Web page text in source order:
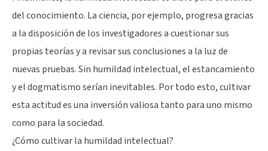
del conocimiento. La ciencia, por ejemplo, progresa gracias
a la disposición de los investigadores a cuestionar sus
propias teorías y a revisar sus conclusiones a la luz de
nuevas pruebas. Sin humildad intelectual, el estancamiento
y el dogmatismo serían inevitables. Por todo esto, cultivar
esta actitud es una inversión valiosa tanto para uno mismo
como para la sociedad.
¿Cómo cultivar la humildad intelectual?